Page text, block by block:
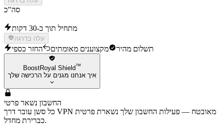
סה"כ
מתחיל תוך כ-30 דקות
עלה בדרגה
תשלום מהיר מקצוענים מאומתים החזר כספי
BoostRoyal Shield™
איך אנחנו מגנים על הרכישה שלך
החשבון נשאר פרטי
כל סשן עובר דרך VPN מאובטח — פעילות החשבון שלך נשארת פרטית
כברירת מחדל.